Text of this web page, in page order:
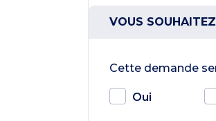
VOUS
Cette demande
Oui